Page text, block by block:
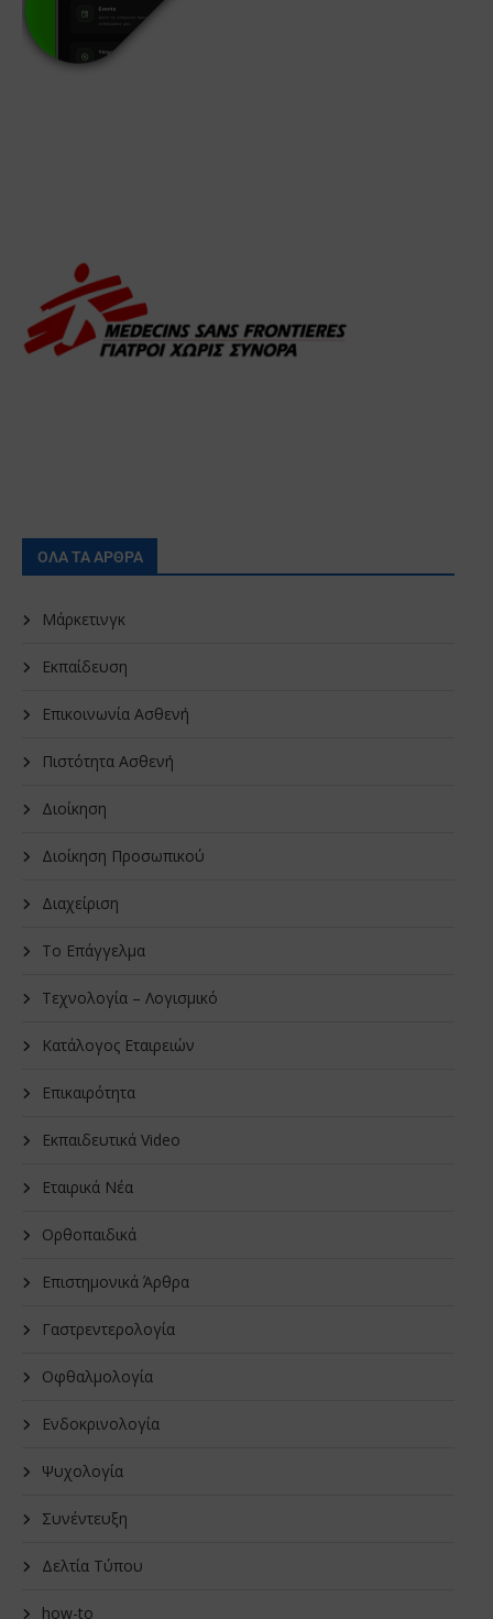
ΟΛΑ ΤΑ ΑΡΘΡΑ
Μάρκετινγκ
Εκπαίδευση
Επικοινωνία Ασθενή
Πιστότητα Ασθενή
Διοίκηση
Διοίκηση Προσωπικού
Διαχείριση
Το Επάγγελμα
Τεχνολογία – Λογισμικό
Κατάλογος Εταιρειών
Επικαιρότητα
Εκπαιδευτικά Video
Εταιρικά Νέα
Oρθοπαιδικά
Επιστημονικά Άρθρα
Γαστρεντερολογία
Οφθαλμολογία
Ενδοκρινολογία
Ψυχολογία
Συνέντευξη
Δελτία Τύπου
how-to